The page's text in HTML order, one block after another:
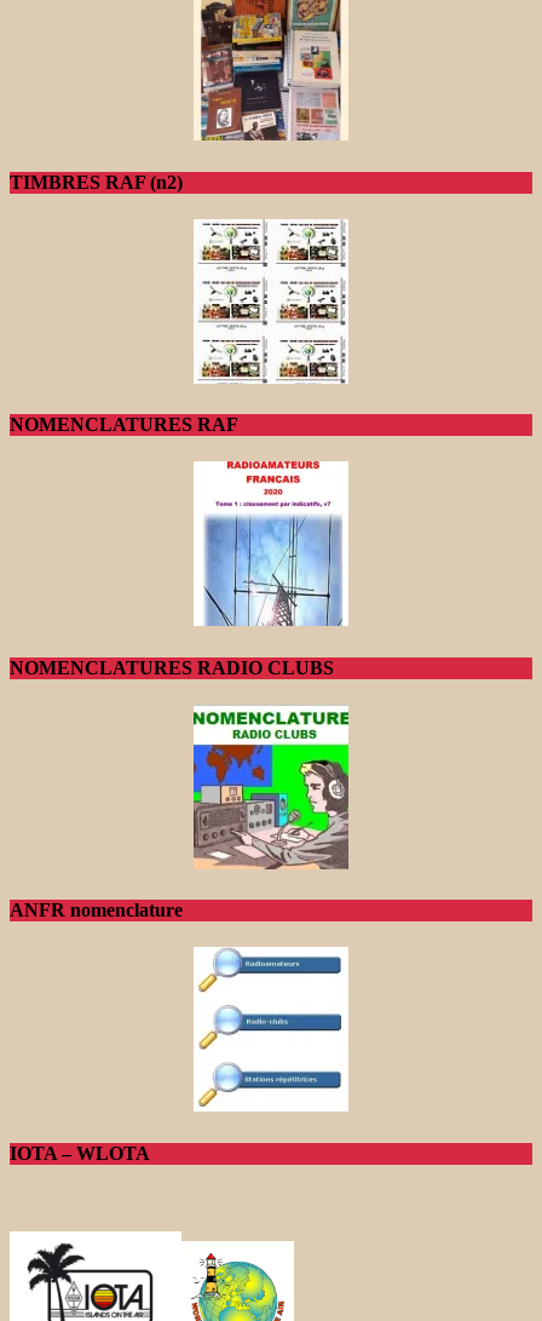
TIMBRES RAF (n2)
NOMENCLATURES RAF
NOMENCLATURES RADIO CLUBS
ANFR nomenclature
IOTA – WLOTA